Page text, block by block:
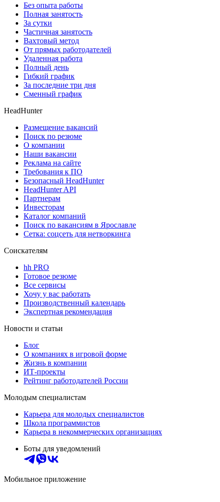
Без опыта работы
Полная занятость
За сутки
Частичная занятость
Вахтовый метод
От прямых работодателей
Удаленная работа
Полный день
Гибкий график
За последние три дня
Сменный график
HeadHunter
Размещение вакансий
Поиск по резюме
О компании
Наши вакансии
Реклама на сайте
Требования к ПО
Безопасный HeadHunter
HeadHunter API
Партнерам
Инвесторам
Каталог компаний
Поиск по вакансиям в Ярославле
Сетка: соцсеть для нетворкинга
Соискателям
hh PRO
Готовое резюме
Все сервисы
Хочу у вас работать
Производственный календарь
Экспертная рекомендация
Новости и статьи
Блог
О компаниях в игровой форме
Жизнь в компании
ИТ-проекты
Рейтинг работодателей России
Молодым специалистам
Карьера для молодых специалистов
Школа программистов
Карьера в некоммерческих организациях
Боты для уведомлений
Мобильное приложение